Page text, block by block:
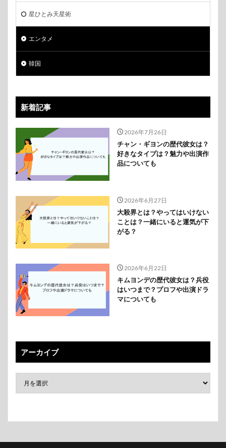
星ひとみ天星術
エンタメ
韓国
新着記事
2026年7月26日
チャン・ギヨンの歴代彼女は？
好きなタイプは？魅力や出演作
品についても
2026年6月27日
大殺界とは？やってはいけない
ことは？一緒にいると運気が下
がる？
2026年6月22日
キムヨンデの歴代彼女は？兵役
はいつまで？プロフや出演ドラ
マについても
アーカイブ